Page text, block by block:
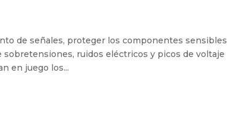
de señales, proteger los componentes sensibles
ruidos eléctricos y picos de voltaje
en juego los...